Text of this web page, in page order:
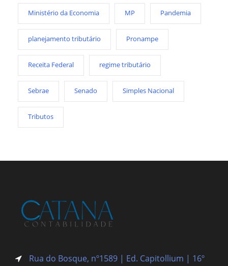
Ministério da Economia MP Pandemia
planejamento tributário Pronampe
Receita Federal regime tributário
Sebrae Senado Simples Nacional
Tributos
Rua do Bosque, nº1589 | Ed. Capitollium | 16º